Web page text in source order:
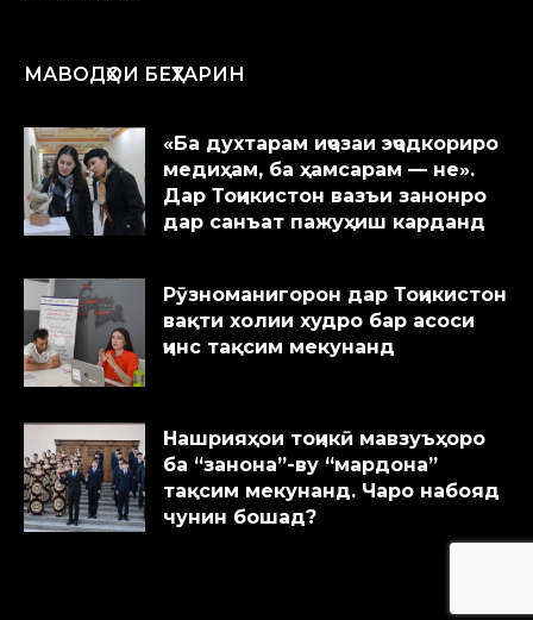
МАВОДҲОИ БЕҲТАРИН
«Ба духтарам иҷозаи эҷодкориро
медиҳам, ба ҳамсарам — не».
Дар Тоҷикистон вазъи занонро
дар санъат пажуҳиш карданд
Рӯзноманигорон дар Тоҷикистон
вақти холии худро бар асоси
ҷинс тақсим мекунанд
Нашрияҳои тоҷикӣ мавзуъҳоро
ба “занона”-ву “мардона”
тақсим мекунанд. Чаро набояд
чунин бошад?